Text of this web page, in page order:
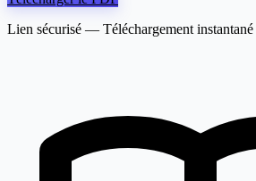
Lien sécurisé — Téléchargement instantané